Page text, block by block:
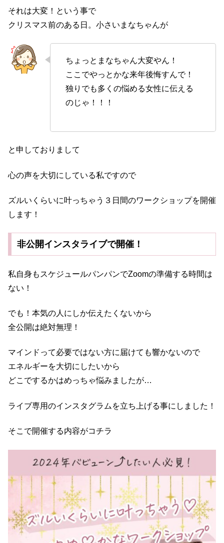
それは大変！という事で
クリスマス前のある日。小さいまなちゃんが
ちょっとまなちゃん大変やん！
ここでやっとかな来年後悔すんで！
独りでも多くの悩める女性に伝える
のじゃ！！！
と申しておりまして
心の声を大切にしている私ですので
ズルいくらいに叶っちゃう３日間のワークショップを開催
します！
非公開インスタライブで開催！
私自身もスケジュールパンパンでZoomの準備する時間は
ない！
でも！本気の人にしか伝えたくないから
全公開は絶対無理！
マインドって必要ではない方に届けても響かないので
エネルギーを大切にしたいから
どこでするかはめっちゃ悩みましたが…
ライブ専用のインスタグラムを立ち上げる事にしました！
そこで開催する内容がコチラ